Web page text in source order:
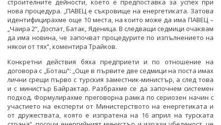
строителните дейности, което е предпоставка за успех при
нова процедура. „ПАВЕЦ е съкровище на енергетиката. Затова
идентифицирахме още 10 места, на които може да има ПАВЕЦ –
„Чаира 2“, Доспат, Батак, Яденица. В следващи седмици очаквам
да има новина, че започват процедурите по изпълнението на
някои от тях“, коментира Трайков.
Конкретни действия бяха предприети и по отношение на
договора с „Боташ“: „Още в първите две седмици на поста имах
лични срещи първо с турския заместник-министър, а след това
и с министър Байрактар. Разбрахме се да започнем системен
подход. Формулирахме преговорна рамка по сериозен начин с
участието на експерти от Министерството на енергетиката и
от дружествата, която е изпратена на 16 април на турската